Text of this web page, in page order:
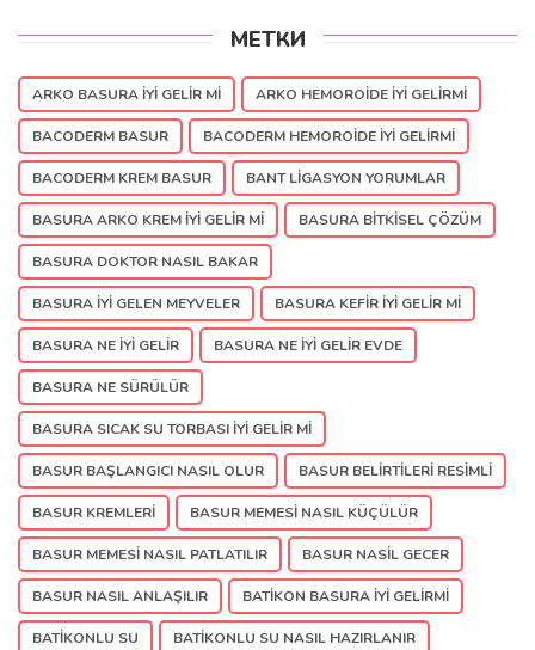
МЕТКИ
ARKO BASURA IYI GELIR MI ARKO HEMOROIDE IYI GELIRMI
BACODERM BASUR BACODERM HEMOROIDE IYI GELIRMI
BACODERM KREM BASUR BANT LIGASYON YORUMLAR
BASURA ARKO KREM IYI GELIR MI BASURA BITKISEL ÇÖZÜM
BASURA DOKTOR NASIL BAKAR
BASURA IYI GELEN MEYVELER BASURA KEFIR IYI GELIR MI
BASURA NE IYI GELIR BASURA NE IYI GELIR EVDE
BASURA NE SÜRÜLÜR
BASURA SICAK SU TORBASI IYI GELIR MI
BASUR BAŞLANGICI NASIL OLUR BASUR BELIRTILERI RESIMLI
BASUR KREMLERI BASUR MEMESI NASIL KÜÇÜLÜR
BASUR MEMESI NASIL PATLATILIR BASUR NASIL GECER
BASUR NASIL ANLAŞILIR BATIKON BASURA IYI GELIRMI
BATIKONLU SU BATIKONLU SU NASIL HAZIRLANIR